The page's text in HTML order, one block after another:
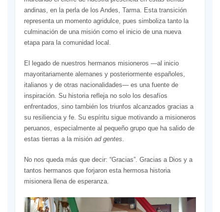
andinas, en la perla de los Andes, Tarma. Esta transición
representa un momento agridulce, pues simboliza tanto la
culminación de una misión como el inicio de una nueva
etapa para la comunidad local.
El legado de nuestros hermanos misioneros —al inicio
mayoritariamente alemanes y posteriormente españoles,
italianos y de otras nacionalidades— es una fuente de
inspiración. Su historia refleja no solo los desafíos
enfrentados, sino también los triunfos alcanzados gracias a
su resiliencia y fe. Su espíritu sigue motivando a misioneros
peruanos, especialmente al pequeño grupo que ha salido de
estas tierras a la misión ad gentes.
No nos queda más que decir: “Gracias”. Gracias a Dios y a
tantos hermanos que forjaron esta hermosa historia
misionera llena de esperanza.